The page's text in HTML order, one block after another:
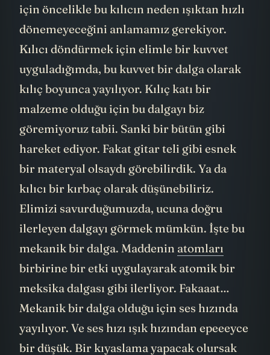
Bu “fenomenlerin” ne olduğunu anlamak
için öncelikle bu kılıcın neden ışıktan hızlı
dönemeyeceğini anlamamız gerekiyor.
Kılıcı döndürmek için elimle bir kuvvet
uyguladığımda, bu kuvvet bir dalga olarak
kılıç boyunca yayılıyor. Kılıç katı bir
malzeme olduğu için bu dalgayı biz
göremiyoruz tabii. Sanki bir bütün gibi
hareket ediyor. Fakat gitar teli gibi esnek
bir materyal olsaydı görebilirdik. Ya da
kılıcı bir kırbaç olarak düşünebiliriz.
Elimizi savurduğumuzda, ucuna doğru
ilerleyen dalgayı görmek mümkün. İşte bu
mekanik bir dalga. Maddenin atomları
birbirine bir etki uygulayarak atomik bir
meksika dalgası gibi ilerliyor. Fakaaat…
Mekanik bir dalga olduğu için ses hızında
yayılıyor. Ve ses hızı ışık hızından epeeeyce